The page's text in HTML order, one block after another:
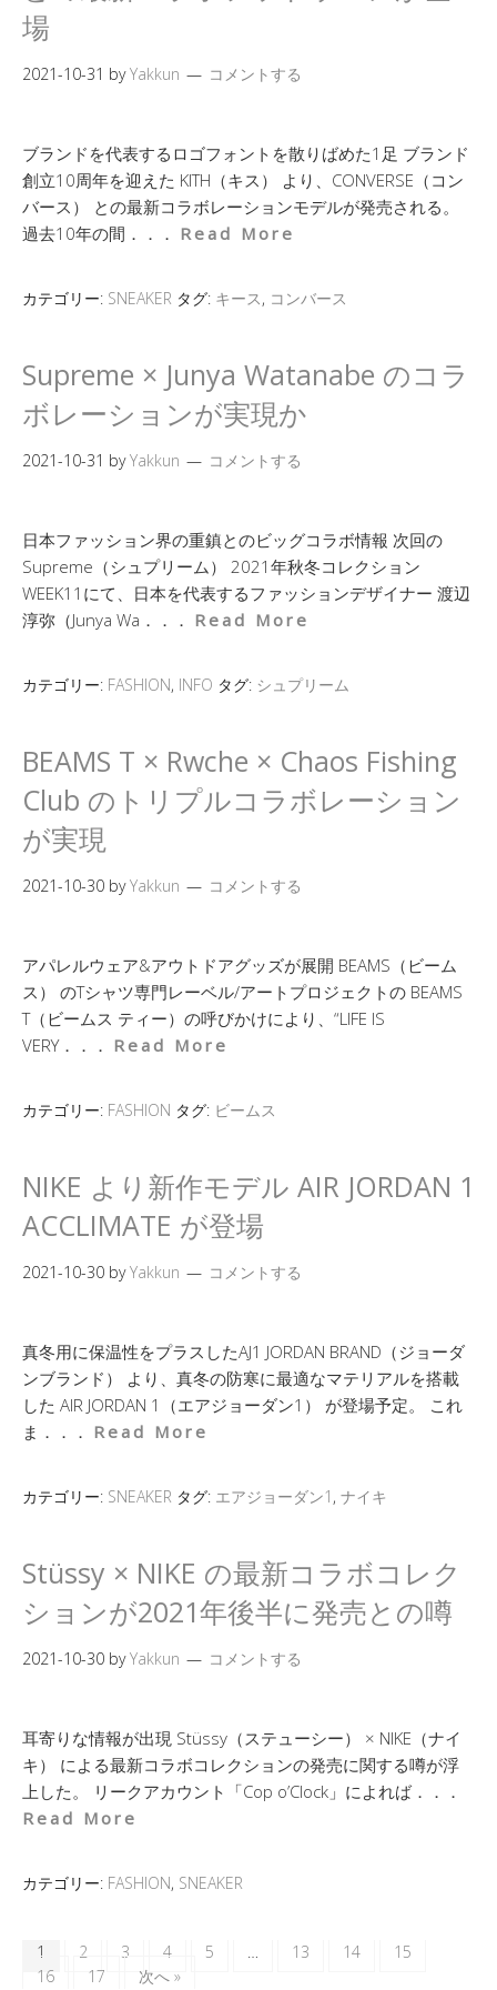
場
2021-10-31 byYakkun コメントする
ブランドを代表するロゴフォントを散りばめた1足 ブランド
創立10周年を迎えた KITH（キス） より、CONVERSE（コン
バース） との最新コラボレーションモデルが発売される。
過去10年の間．．． Read More
カテゴリー: SNEAKER タグ: キース, コンバース
Supreme × Junya Watanabe のコラ
ボレーションが実現か
2021-10-31 byYakkun コメントする
日本ファッション界の重鎮とのビッグコラボ情報 次回の
Supreme（シュプリーム） 2021年秋冬コレクション
WEEK11にて、日本を代表するファッションデザイナー 渡辺
淳弥（Junya Wa．．． Read More
カテゴリー: FASHION, INFO タグ: シュプリーム
BEAMS T × Rwche × Chaos Fishing
Club のトリプルコラボレーション
が実現
2021-10-30 byYakkun コメントする
アパレルウェア&アウトドアグッズが展開 BEAMS（ビーム
ス） のTシャツ専門レーベル/アートプロジェクトの BEAMS
T（ビームス ティー）の呼びかけにより、“LIFE IS
VERY．．． Read More
カテゴリー: FASHION タグ: ビームス
NIKE より新作モデル AIR JORDAN 1
ACCLIMATE が登場
2021-10-30 byYakkun コメントする
真冬用に保温性をプラスしたAJ1 JORDAN BRAND（ジョーダ
ンブランド） より、真冬の防寒に最適なマテリアルを搭載
した AIR JORDAN 1（エアジョーダン1） が登場予定。 これ
ま．．． Read More
カテゴリー: SNEAKER タグ: エアジョーダン1 , ナイキ
Stüssy × NIKE の最新コラボコレク
ションが2021年後半に発売との噂
2021-10-30 byYakkun コメントする
耳寄りな情報が出現 Stüssy（ステューシー） × NIKE（ナイ
キ） による最新コラボコレクションの発売に関する噂が浮
上した。 リークアカウント「Cop o’Clock」によれば．．．
Read More
カテゴリー: FASHION, SNEAKER
1 2 3 4 5 … 13 14
15
16
17 次へ »